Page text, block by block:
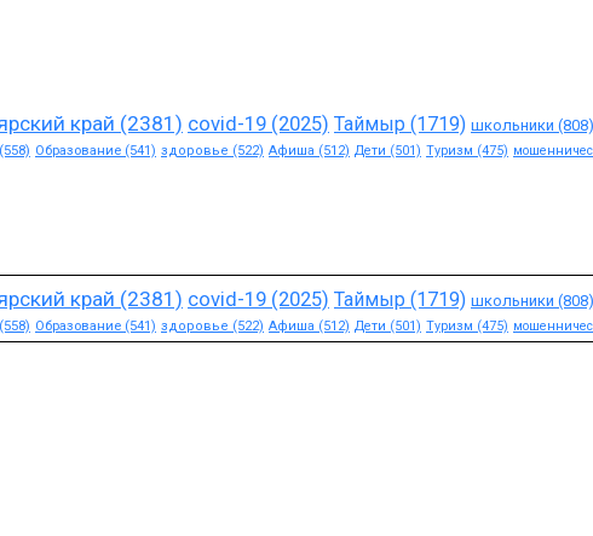
край (2381) covid-19 (2025) Таймыр (1719) школьники (808)
(558) Образование (541) здоровье (522) Афиша (512) Дети (501) Туризм (475)
край (2381) covid-19 (2025) Таймыр (1719) школьники (808)
(558) Образование (541) здоровье (522) Афиша (512) Дети (501) Туризм (475)